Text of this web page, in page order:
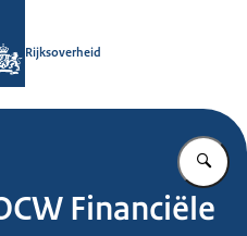
Rijksoverheid
Financiële